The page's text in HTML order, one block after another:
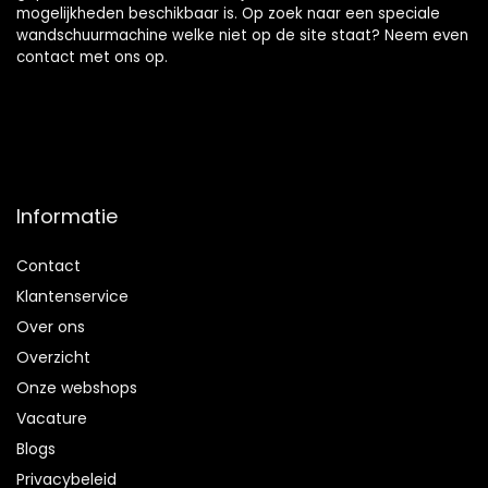
mogelijkheden beschikbaar is. Op zoek naar een speciale
wandschuurmachine welke niet op de site staat? Neem even
contact met ons op.
Informatie
Contact
Klantenservice
Over ons
Overzicht
Onze webshops
Vacature
Blogs
Privacybeleid